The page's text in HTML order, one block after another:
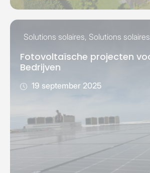
Solutions solaires, Solutions solaires
Fotovoltaïsche projecten
Bedrijven
19 september 2025